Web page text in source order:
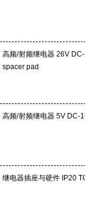
高频/射频继电器 26V
spacer pad
高频/射频继电器 5V DC-
继电器插座与硬件 IP20